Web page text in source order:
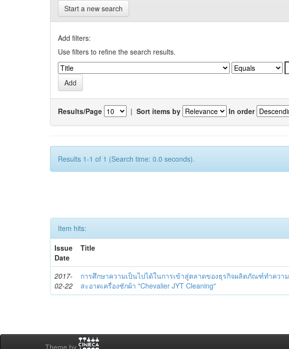
Start a new search
Add filters:
Use filters to refine the search results.
Results/Page | Sort items by In order
Results 1-1 of 1 (Search time: 0.0 seconds).
Item hits:
Issue
Date
Title
2017-
02-22
การศึกษาความเป็นไปได้ในการเข้าสู่ตลาดของธุรกิจผลิตภัณฑ์ทำความ
สะอาดเครื่องซักผ้า "Chevalier JYT Cleaning"